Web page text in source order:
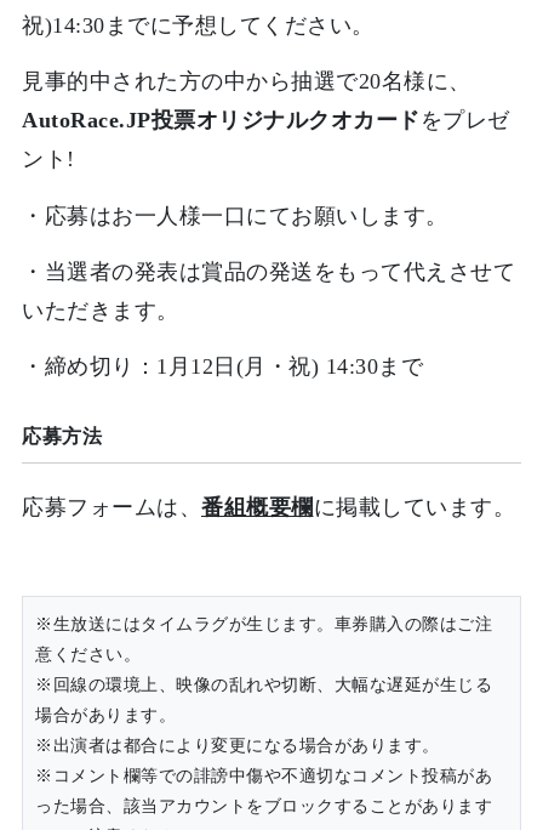
祝)14:30までに予想してください。
見事的中された方の中から抽選で20名様に、
AutoRace.JP投票オリジナルクオカード をプレゼ
ント!
・応募はお一人様一口にてお願いします。
・当選者の発表は賞品の発送をもって代えさせて
いただきます。
・締め切り：1月12日(月・祝) 14:30まで
応募方法
応募フォームは、 番組概要欄に掲載しています。
※生放送にはタイムラグが生じます。車券購入の際はご注
意ください。
※回線の環境上、映像の乱れや切断、大幅な遅延が生じる
場合があります。
※出演者は都合により変更になる場合があります。
※コメント欄等での誹謗中傷や不適切なコメント投稿があ
った場合、該当アカウントをブロックすることがあります